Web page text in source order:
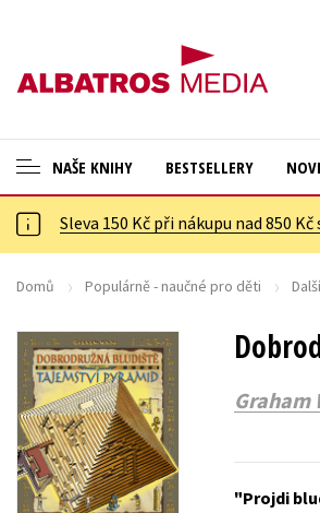
NAŠE KNIHY
ANGLICKÉ KNIHY -20 %
NOVÝ VÝPRODEJ -70 %
ASTERIX S DÁRKEM
🎁DÁRKOVÉ PUBLIKACE
✉️ DÁRKOVÉ POUKAZY
Auto - moto
BESTSELLERY
Sleva 150 Kč při nákupu nad 850 Kč
Domů Populárně - naučné pro děti
Graham
Projdi